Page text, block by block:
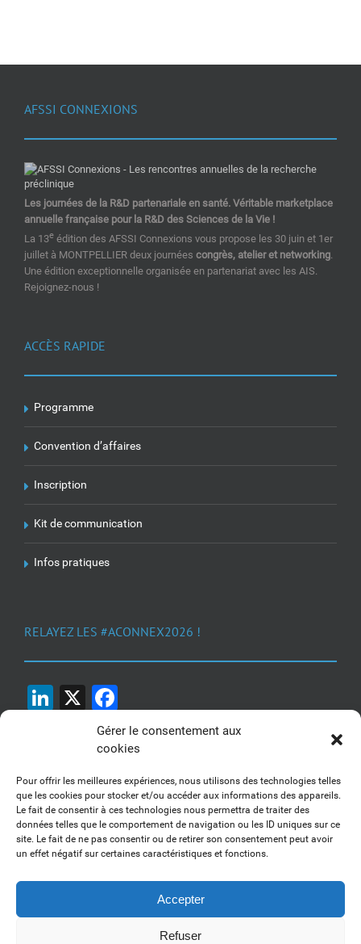
Gérer le consentement aux
cookies
Pour offrir les meilleures expériences, nous utilisons des technologies telles
que les cookies pour stocker et/ou accéder aux informations des appareils.
Le fait de consentir à ces technologies nous permettra de traiter des
données telles que le comportement de navigation ou les ID uniques sur ce
site. Le fait de ne pas consentir ou de retirer son consentement peut avoir
un effet négatif sur certaines caractéristiques et fonctions.
Accepter
Refuser
AFSSI CONNEXIONS
Les journées de la R&D partenariale en santé. Véritable marketplace
annuelle française pour la R&D des Sciences de la Vie !
La 13e édition des AFSSI Connexions vous propose les 30 juin et 1er
juillet à MONTPELLIER deux journées congrès, atelier et networking.
Une édition exceptionnelle organisée en partenariat avec les AIS.
Rejoignez-nous !
ACCÈS RAPIDE
Programme
Convention d’affaires
Inscription
Kit de communication
Infos pratiques
RELAYEZ LES #ACONNEX2026 !
LinkedIn
X
1, 2, 3... Buzzez !
Découvrez nos kits communication